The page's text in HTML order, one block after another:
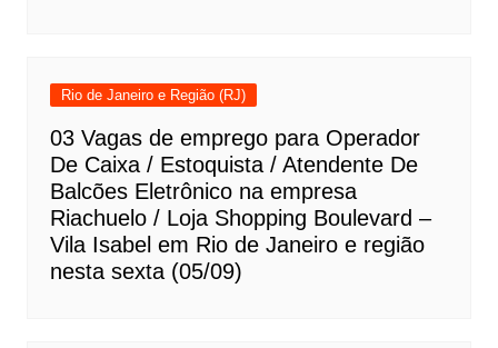
Rio de Janeiro e Região (RJ)
03 Vagas de emprego para Operador
De Caixa / Estoquista / Atendente De
Balcões Eletrônico na empresa
Riachuelo / Loja Shopping Boulevard –
Vila Isabel em Rio de Janeiro e região
nesta sexta (05/09)